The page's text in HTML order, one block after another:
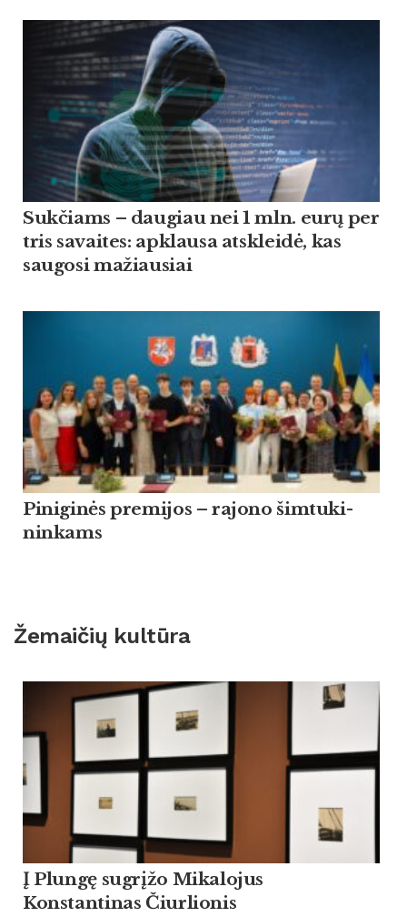
Suk­čiams – dau­giau nei 1 mln. eurų per
tris sa­vai­tes: ap­klau­sa at­skleidė, kas
sau­go­si ma­žiau­siai
Pi­ni­ginės pre­mi­jos – ra­jo­no šim­tu­ki­
nin­kams
Žemaičių kultūra
Į Plungę sugrįžo Mikalojus
Konstantinas Čiurlionis